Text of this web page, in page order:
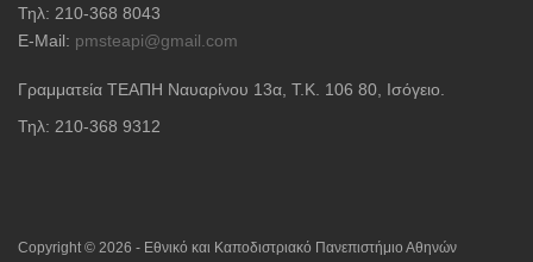
Τηλ: 210-368 8043
E-Mail: pmsteapi@gmail.com
Γραμματεία ΤΕΑΠΗ Ναυαρίνου 13α , Τ.Κ. 106 80, Ισόγειο.
Τηλ: 210-368 9312
Copyright © 2026 - Εθνικό και Καποδιστριακό Πανεπιστήμιο Αθηνών